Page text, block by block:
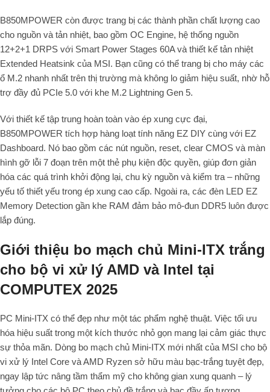
B850MPOWER còn được trang bị các thành phần chất lượng cao
cho nguồn và tản nhiệt, bao gồm OC Engine, hệ thống nguồn
12+2+1 DRPS với Smart Power Stages 60A và thiết kế tản nhiệt
Extended Heatsink của MSI. Bạn cũng có thể trang bị cho máy các
ổ M.2 nhanh nhất trên thị trường mà không lo giảm hiệu suất, nhờ hỗ
trợ đầy đủ PCIe 5.0 với khe M.2 Lightning Gen 5.
Với thiết kế tập trung hoàn toàn vào ép xung cực đại,
B850MPOWER tích hợp hàng loạt tính năng EZ DIY cùng với EZ
Dashboard. Nó bao gồm các nút nguồn, reset, clear CMOS và màn
hình gỡ lỗi 7 đoạn trên một thẻ phụ kiện độc quyền, giúp đơn giản
hóa các quá trình khởi động lại, chu kỳ nguồn và kiểm tra – những
yếu tố thiết yếu trong ép xung cao cấp. Ngoài ra, các đèn LED EZ
Memory Detection gần khe RAM đảm bảo mô-đun DDR5 luôn được
lắp đúng.
Giới thiệu bo mạch chủ Mini-ITX trắng
cho bộ vi xử lý AMD và Intel tại
COMPUTEX 2025
PC Mini-ITX có thể đẹp như một tác phẩm nghệ thuật. Việc tối ưu
hóa hiệu suất trong một kích thước nhỏ gọn mang lại cảm giác thực
sự thỏa mãn. Dòng bo mạch chủ Mini-ITX mới nhất của MSI cho bộ
vi xử lý Intel Core và AMD Ryzen sở hữu màu bạc-trắng tuyệt đẹp,
ngay lập tức nâng tầm thẩm mỹ cho không gian xung quanh – lý